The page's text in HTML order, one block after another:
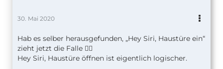
30. Mai 2020
Hab es selber herausgefunden, „Hey Siri, Haustüre ein“
zieht jetzt die Falle 🤷‍♂️
Hey Siri, Haustüre öffnen ist eigentlich logischer.